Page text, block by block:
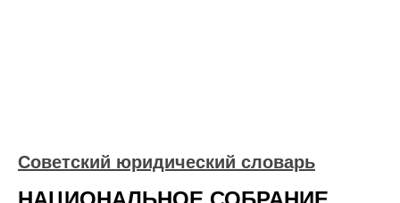
Советский юридический словарь